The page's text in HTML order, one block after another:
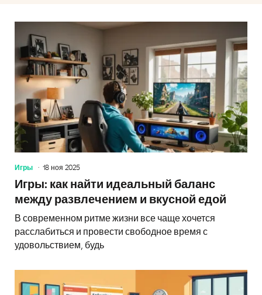
Игры 18 ноя 2025
Игры: как найти идеальный баланс
между развлечением и вкусной едой
В современном ритме жизни все чаще хочется
расслабиться и провести свободное время с
удовольствием, будь